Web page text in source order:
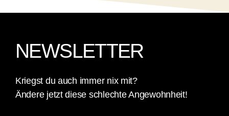
NEWSLETTER
Kriegst du auch immer nix mit?
Ändere jetzt diese schlechte Angewohnheit!